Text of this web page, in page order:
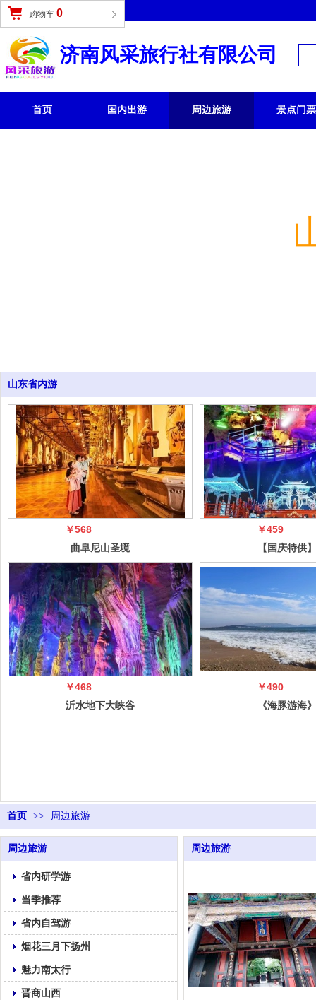
济南风采旅行社有限公司
购物车 0
登录 | 免费注册
首页 国内出游 周边旅游 景点门票
山东省内游
￥568
曲阜尼山圣境
+台儿庄璀璨夜
色古城 2日游
￥459
【国庆特供
琊古城｜竹
￥468
沂水地下大峡谷
￥490
《海豚游海
首页 >> 周边旅游
周边旅游
省内研学游
当季推荐
省内自驾游
烟花三月下扬州
魅力南太行
晋商山西
周边旅游